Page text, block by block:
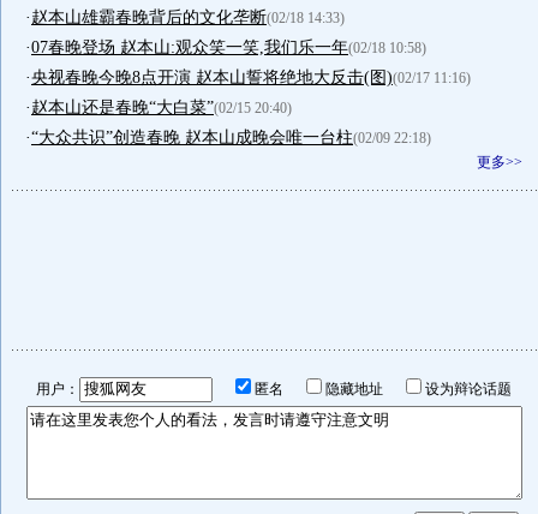
·赵本山雄霸春晚背后的文化垄断(02/18 14:33)
·07春晚登场 赵本山:观众笑一笑,我们乐一年(02/18 10:58)
·央视春晚今晚8点开演 赵本山誓将绝地大反击(图)(02/17 11:16)
·赵本山还是春晚“大白菜”(02/15 20:40)
·“大众共识”创造春晚 赵本山成晚会唯一台柱(02/09 22:18)
更多>>
用户： 匿名 隐藏地址 设为辩论话题